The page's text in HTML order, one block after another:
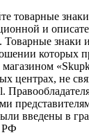
товарные
и
знаки
которых
центрах, не
введены в
РФ